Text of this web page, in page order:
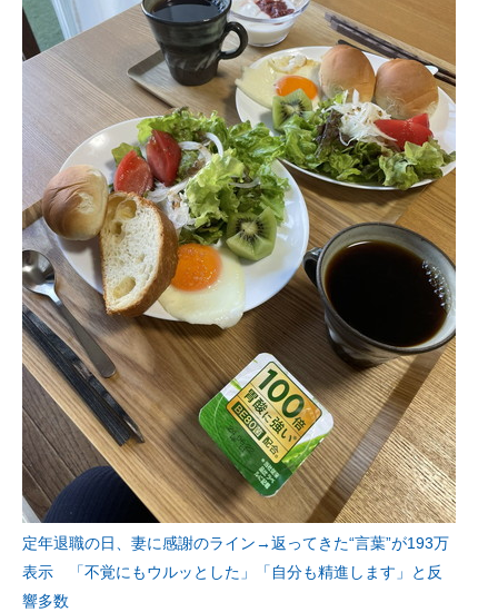
定年退職の日、妻に感謝のライン→返ってきた“言葉”が193万
表示 「不覚にもウルッとした」「自分も精進します」と反
響多数